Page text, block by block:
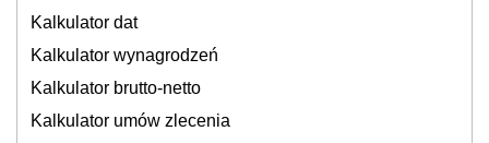
Kalkulator dat
Kalkulator wynagrodzeń
Kalkulator brutto-netto
Kalkulator umów zlecenia